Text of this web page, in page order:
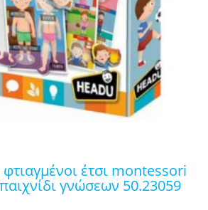
γνώσεων 50.23059